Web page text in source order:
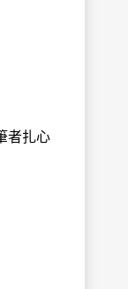
者扎心